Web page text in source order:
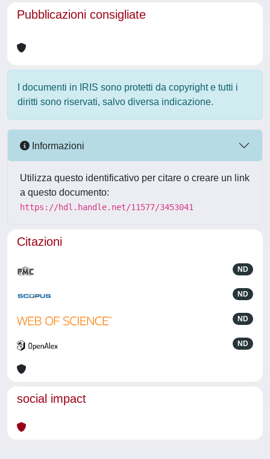
Pubblicazioni consigliate
I documenti in IRIS sono protetti da copyright e tutti i
diritti sono riservati, salvo diversa indicazione.
Informazioni
Utilizza questo identificativo per citare o creare un link
a questo documento:
https://hdl.handle.net/11577/3453041
Citazioni
ND
ND
ND
ND
social impact